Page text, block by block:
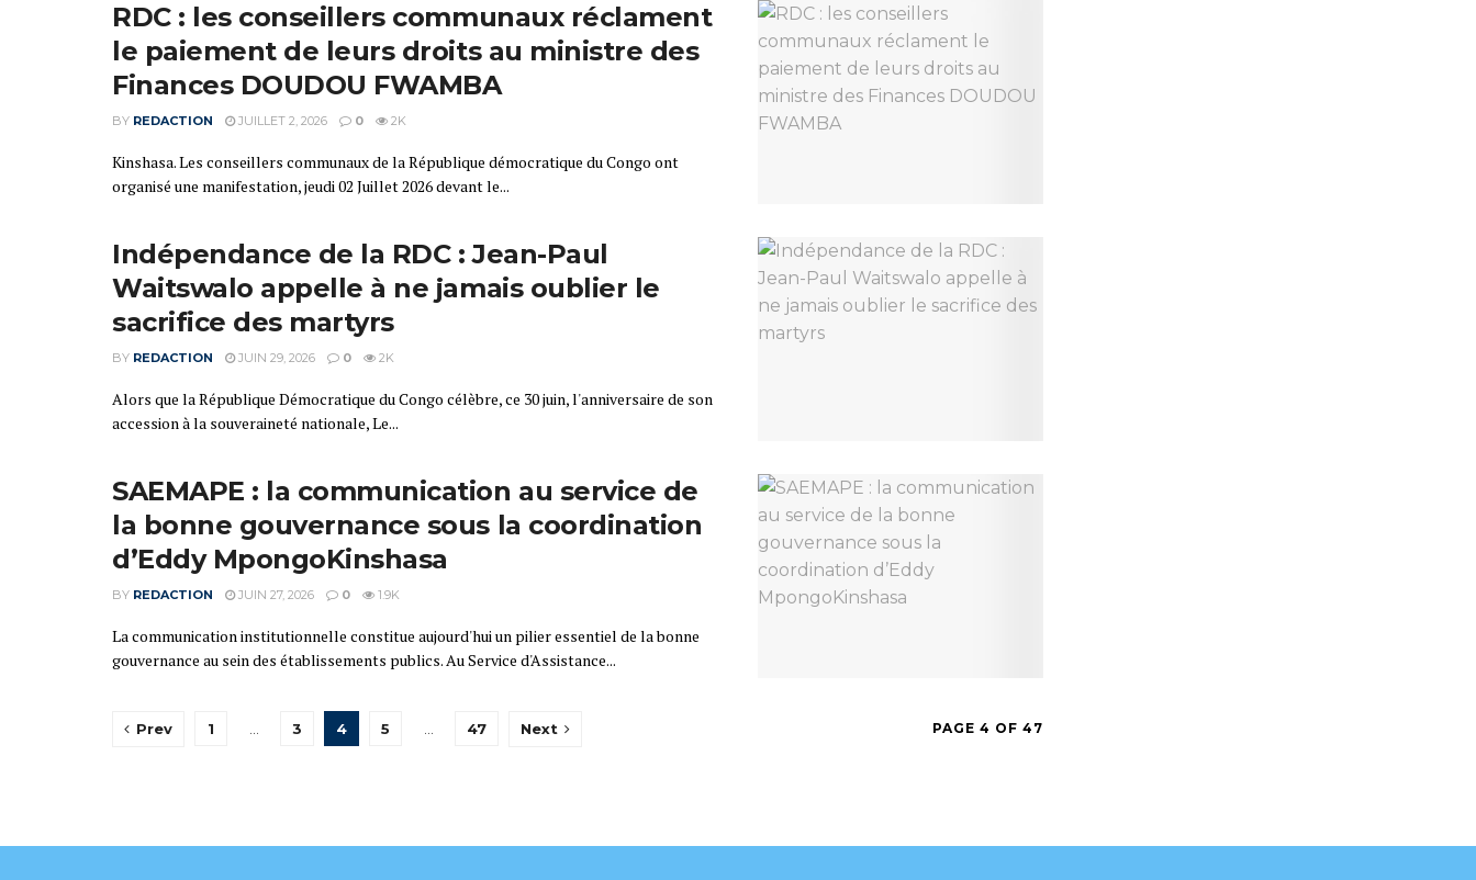
RDC : les conseillers communaux réclament
le paiement de leurs droits au ministre des
Finances DOUDOU FWAMBA
BY REDACTION JUILLET 2, 2026 0 2K
Kinshasa. Les conseillers communaux de la République démocratique du Congo ont
organisé une manifestation, jeudi 02 Juillet 2026 devant le...
‎Indépendance de la RDC : Jean-Paul
Waitswalo appelle à ne jamais oublier le
sacrifice des martyrs
BY REDACTION JUIN 29, 2026 0 2K
Alors que la République Démocratique du Congo célèbre, ce 30 juin, l'anniversaire de son
accession à la souveraineté nationale, Le...
SAEMAPE : la communication au service de
la bonne gouvernance sous la coordination
d’Eddy MpongoKinshasa
BY REDACTION JUIN 27, 2026 0 1.9K
La communication institutionnelle constitue aujourd'hui un pilier essentiel de la bonne
gouvernance au sein des établissements publics. Au Service d'Assistance...
PAGE 4 OF 47
Prev 1 3 4 5 47 Next